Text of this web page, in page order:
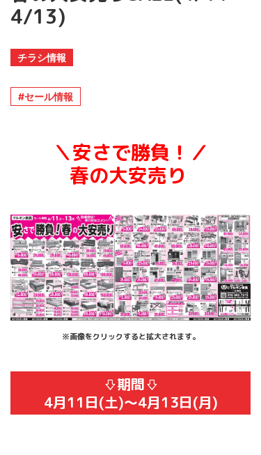
4/13)
チラシ情報
セール情報
＼安さで勝負！ ／
春の大安売り
※画像をクリックすると拡大されます。
⇩期間⇩
4月11日(土)～4月13日(月)